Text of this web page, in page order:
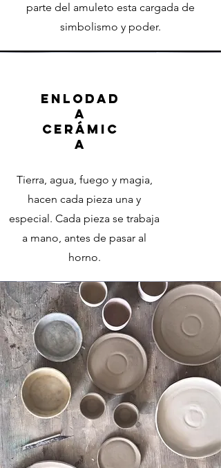
parte del amuleto esta cargada de
simbolismo y poder.
Enlodad
a
cerámic
a
Tierra, agua, fuego y magia,
hacen cada pieza una y
especial. Cada pieza se trabaja
a mano, antes de pasar al
horno.